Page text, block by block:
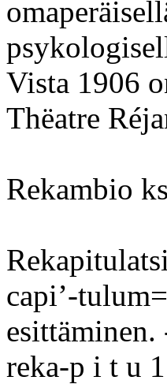
Vista 1906
Thëatre
Rekambio
capi’-
reka-p i t u